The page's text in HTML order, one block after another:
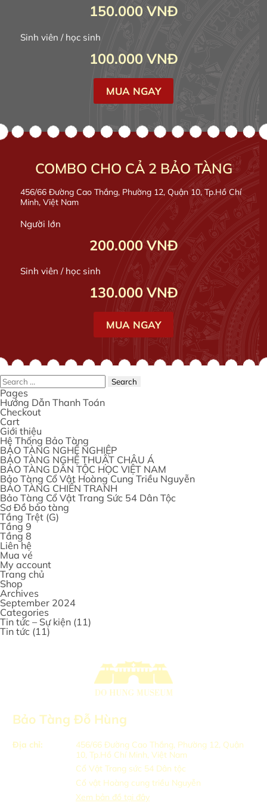
150.000 VNĐ
Sinh viên / học sinh
100.000 VNĐ
MUA NGAY
COMBO CHO CẢ 2 BẢO TÀNG
456/66 Đường Cao Thắng, Phường 12, Quận 10, Tp.Hồ Chí
Minh, Việt Nam
Người lớn
200.000VNĐ
Sinh viên / học sinh
130.000 VNĐ
MUA NGAY
Search
for:
Pages
Hướng Dẫn Thanh Toán
Checkout
Cart
Giới thiệu
Hệ Thống Bảo Tàng
BẢO TÀNG NGHỀ NGHIỆP
BẢO TÀNG NGHỆ THUẬT CHÂU Á
BẢO TÀNG DÂN TỘC HỌC VIỆT NAM
Bảo Tàng Cổ Vật Hoàng Cung Triều Nguyễn
BẢO TÀNG CHIẾN TRANH
Bảo Tàng Cổ Vật Trang Sức 54 Dân Tộc
Sơ Đồ bảo tàng
Tầng Trệt (G)
Tầng 9
Tầng 8
Liên hệ
Mua vé
My account
Trang chủ
Shop
Archives
September 2024
Categories
Tin tức – Sự kiện (11)
Tin tức (11)
Bảo Tàng Đỗ Hùng
Địa chỉ:
456/66 Đường Cao Thắng, Phường 12, Quận
10, Tp.Hồ Chí Minh, Việt Nam
Cổ Vật Trang sức 54 Dân tộc
Cổ vật Hoàng cung triều Nguyễn
Xem bản đồ tại đây